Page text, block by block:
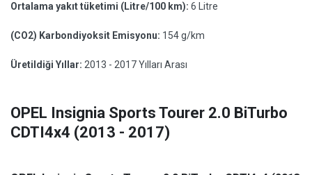
Ortalama yakıt tüketimi (Litre/100 km): 6 Litre
(CO2) Karbondiyoksit Emisyonu: 154 g/km
Üretildiği Yıllar: 2013 - 2017 Yılları Arası
OPEL Insignia Sports Tourer 2.0 BiTurbo
CDTI4x4 (2013 - 2017)